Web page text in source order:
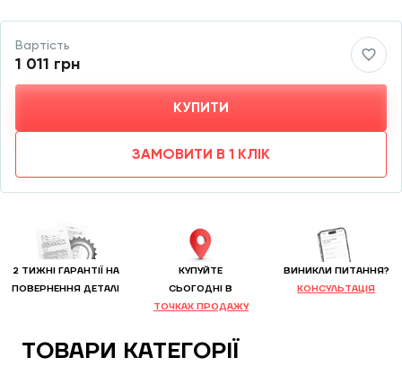
Вартість
1 011 грн
КУПИТИ
ЗАМОВИТИ В 1 КЛІК
2 ТИЖНІ ГАРАНТІЇ НА
ПОВЕРНЕННЯ ДЕТАЛІ
КУПУЙТЕ
CЬОГОДНІ В
ТОЧКАХ ПРОДАЖУ
ВИНИКЛИ ПИТАННЯ?
КОНСУЛЬТАЦІЯ
ТОВАРИ КАТЕГОРІЇ